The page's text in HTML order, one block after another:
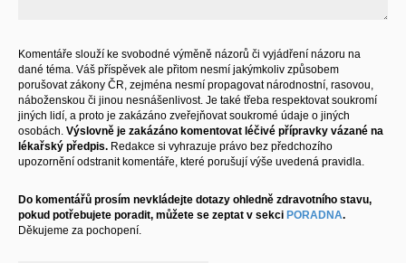
Komentáře slouží ke svobodné výměně názorů či vyjádření názoru na
dané téma. Váš příspěvek ale přitom nesmí jakýmkoliv způsobem
porušovat zákony ČR, zejména nesmí propagovat národnostní, rasovou,
náboženskou či jinou nesnášenlivost. Je také třeba respektovat soukromí
jiných lidí, a proto je zakázáno zveřejňovat soukromé údaje o jiných
osobách. Výslovně je zakázáno komentovat léčivé přípravky vázané na
lékařský předpis. Redakce si vyhrazuje právo bez předchozího
upozornění odstranit komentáře, které porušují výše uvedená pravidla.
Do komentářů prosím nevkládejte dotazy ohledně zdravotního stavu,
pokud potřebujete poradit, můžete se zeptat v sekci PORADNA.
Děkujeme za pochopení.